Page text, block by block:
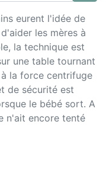
eurent l'idée de
les mères à
la technique est
une table tournant
la force centrifuge
de sécurité est
le bébé sort. A
n'ait encore tenté